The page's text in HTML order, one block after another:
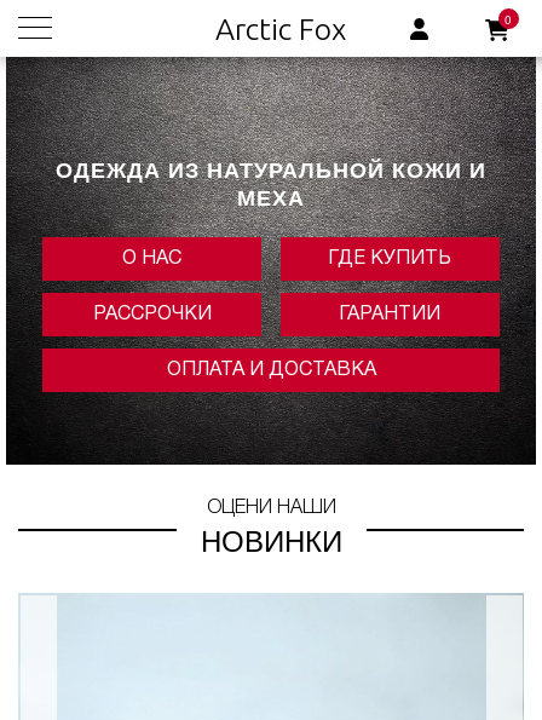
Arctic Fox 0
ОДЕЖДА ИЗ НАТУРАЛЬНОЙ КОЖИ И
МЕХА
О НАС ГДЕ КУПИТЬ
РАССРОЧКИ ГАРАНТИИ
ОПЛАТА И ДОСТАВКА
ОЦЕНИ НАШИ
НОВИНКИ